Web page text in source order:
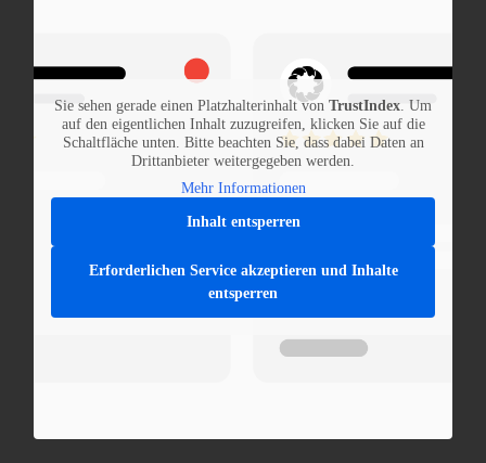
Sie sehen gerade einen Platzhalterinhalt von TrustIndex . Um
auf den eigentlichen Inhalt zuzugreifen, klicken Sie auf die
Schaltfläche unten. Bitte beachten Sie, dass dabei Daten an
Drittanbieter weitergegeben werden.
Mehr Informationen
Inhalt entsperren
Erforderlichen Service akzeptieren und Inhalte
entsperren